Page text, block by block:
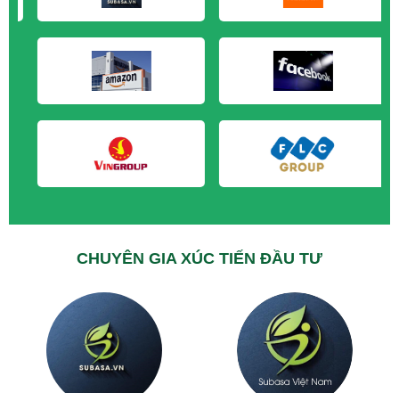
M&A CẦN MUA tại Trà Vinh
M&A CẦN MUA tại Hưng Yên
M&A CẦN MUA tại Quảng Ninh
CHUYÊN GIA XÚC TIẾN ĐẦU TƯ